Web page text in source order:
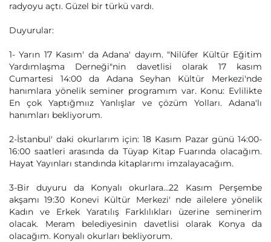
radyoyu açtı. Güzel bir türkü vardı.
Duyurular:
1- Yarın 17 Kasım' da Adana' dayım. "Nilüfer Kültür Eğitim
Yardımlaşma Derneği"nin davetlisi olarak 17 kasım
Cumartesi 14:00 da Adana Seyhan Kültür Merkezi'nde
hanımlara yönelik seminer programım var. Konu: Evlilikte
En çok Yaptığmıız Yanlışlar ve çözüm Yolları. Adana'lı
hanımları bekliyorum.
2-İstanbul' daki okurlarım için: 18 Kasım Pazar günü 14:00-
16:00 saatleri arasında da Tüyap Kitap Fuarında olacağım.
Hayat Yayınları standında kitaplarımı imzalayacağım.
3-Bir duyuru da Konyalı okurlara...22 Kasım Perşembe
akşamı 19:30 Konevi Kültür Merkezi' nde ailelere yönelik
Kadın ve Erkek Yaratılış Farklılıkları üzerine seminerim
olacak. Meram belediyesinin davetlisi olarak Konya da
olacağım. Konyalı okurları bekliyorum.